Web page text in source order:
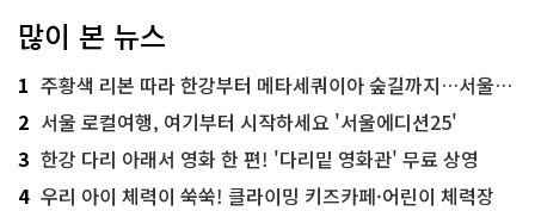
많이 본 뉴스
1 주황색 리본 따라 한강부터 메타세쿼이아 숲길까지…서울둘레길 15코스
2 서울 로컬여행, 여기부터 시작하세요 '서울에디션25'
3 한강 다리 아래서 영화 한 편! '다리밑 영화관' 무료 상영
4 우리 아이 체력이 쑥쑥! 클라이밍 키즈카페·어린이 체력장